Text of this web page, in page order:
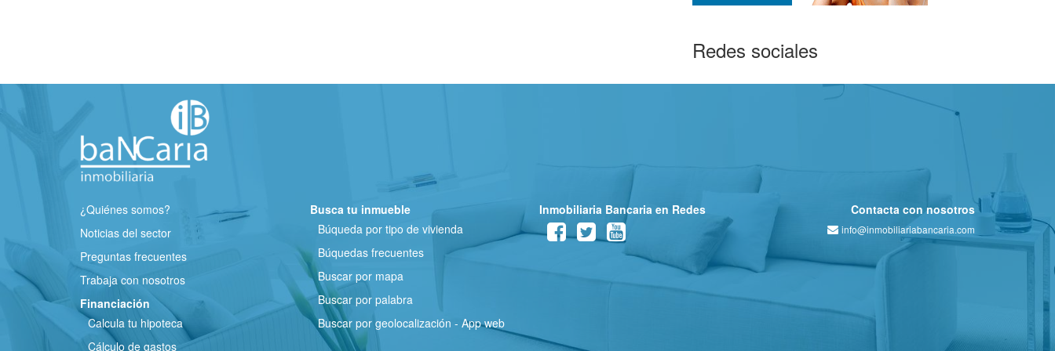
Redes sociales
¿Quiénes somos?
Noticias del sector
Preguntas frecuentes
Trabaja con nosotros
Financiación
Calcula tu hipoteca
Cálculo de gastos
Busca tu inmueble
Búqueda por tipo de vivienda
Búquedas frecuentes
Buscar por mapa
Buscar por palabra
Buscar por geolocalización - App web
Inmobiliaria Bancaria en Redes Contacta con nosotros
info@inmobiliariabancaria.com